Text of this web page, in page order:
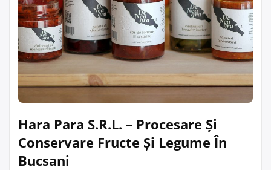
Hara Para S.R.L. – Procesare Și
Conservare Fructe Și Legume În
Bucsani